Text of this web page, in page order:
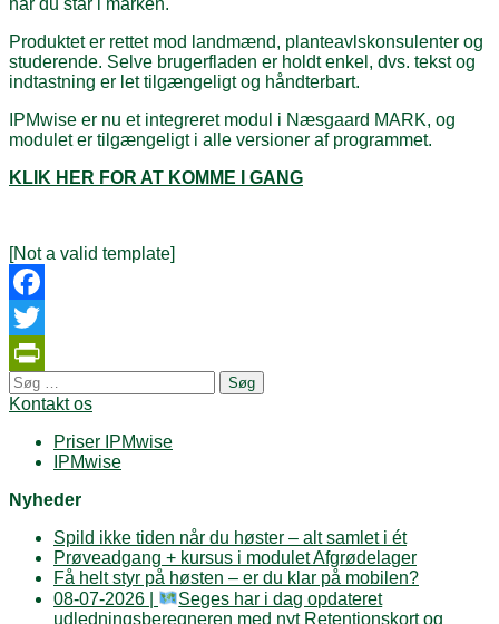
når du står i marken.
Produktet er rettet mod landmænd, planteavlskonsulenter og
studerende. Selve brugerfladen er holdt enkel, dvs. tekst og
indtastning er let tilgængeligt og håndterbart.
IPMwise er nu et integreret modul i Næsgaard MARK, og
modulet er tilgængeligt i alle versioner af programmet.
KLIK HER FOR AT KOMME I GANG
[Not a valid template]
Facebook
Twitter
PrintFriendly
Søg
efter:
Kontakt os
Priser IPMwise
IPMwise
Nyheder
Spild ikke tiden når du høster – alt samlet i ét
Prøveadgang + kursus i modulet Afgrødelager
Få helt styr på høsten – er du klar på mobilen?
08-07-2026 |
Seges har i dag opdateret
udledningsberegneren med nyt Retentionskort og